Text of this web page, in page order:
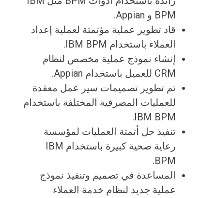
BPM و Appian.
قاد تطوير عملية مؤتمتة لعملية إعداد
العملاء باستخدام IBM BPM.
إنشاء نموذج عملية مخصص لنظام
CRM للعميل باستخدام Appian.
تم تطوير تصميمات سير عمل معقدة
للعمليات المصرفية المختلفة باستخدام
IBM BPM.
تنفيذ حل أتمتة العمليات لمؤسسة
رعاية صحية كبيرة باستخدام IBM
BPM.
المساعدة في تصميم وتنفيذ نموذج
عملية جديد لنظام خدمة العملاء